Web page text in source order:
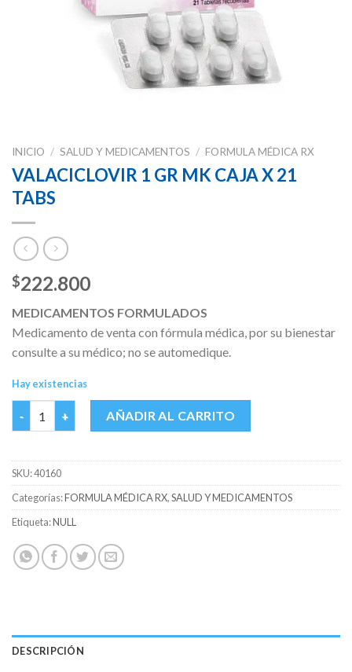
INICIO / SALUD Y MEDICAMENTOS / FORMULA MÉDICA RX
VALACICLOVIR 1 GR MK CAJA X 21
TABS
$222.800
MEDICAMENTOS FORMULADOS
Medicamento de venta con fórmula médica, por su bienestar
consulte a su médico; no se automedique.
Hay existencias
VALACICLOVIR 1 GR MK CAJA X 21 TABS cantidad
AÑADIR AL CARRITO
SKU:40160
Categorías:FORMULA MÉDICA RX,SALUD Y MEDICAMENTOS
Etiqueta:NULL
DESCRIPCIÓN